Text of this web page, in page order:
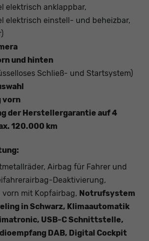
elektrisch anklappbar,
elektrisch einstell- und beheizbar,
und hinten
Schließ- und Startsystem)
vorn
der Herstellergarantie auf 4
120.000 km
Airbag für Fahrer und
Deaktivierung,
vorn mit Kopfairbag, Notrufsystem
in Schwarz, Klimaautomatik
USB-C Schnittstelle,
DAB, Digital Cockpit